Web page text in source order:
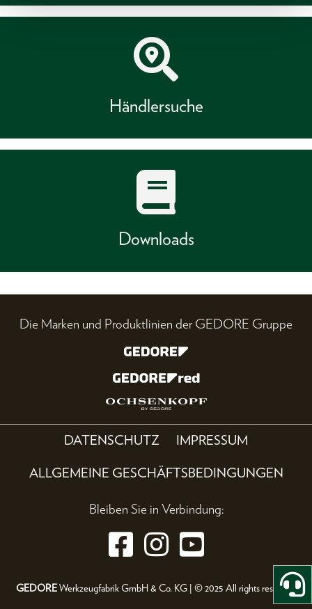
Händlersuche
Downloads
Die Marken und Produktlinien der GEDORE Gruppe
DATENSCHUTZ IMPRESSUM
ALLGEMEINE GESCHÄFTSBEDINGUNGEN
Bleiben Sie in Verbindung:
GEDOREWerkzeugfabrik GmbH & Co. KG | © 2025 All rights reserved.